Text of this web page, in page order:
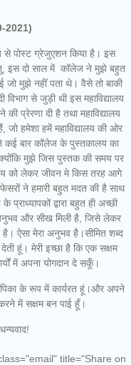
2021)
से पोस्ट ग्रेजुएशन किया है। इस
इस दो साल में कॉलेज ने मुझे बहुत
जो मुझे नहीं पता थे। वैसे तो बाकी
विभाग से जुड़ी थी इस महाविद्यालय
प्रेरणा दी है तथा महाविद्यालय
जो हमेशा हमें महाविद्यालय की ओर
कई बार कॉलेज के पुस्तकालय का
मुझे जिस पुस्तक की समय पर
को लेकर जीवन मे किस तरह आगे
ने हमारी बहुत मदत की है साथ
प्राध्यापकों द्वारा बहुत ही अच्छी
और सीख मिली है, जिसे लेकर
ऐसा मेरा अनुभव है।सीमित शब्द
हूं। मेरी इच्छा है कि एक सक्षम
में अपना योगदान दे सकूँ।
के रूप में कार्यरत हूं।और अपने
में सक्षम बन पाई हूँ।
title="Share on